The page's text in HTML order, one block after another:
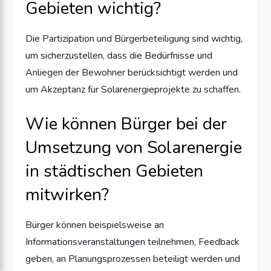
Gebieten wichtig?
Die Partizipation und Bürgerbeteiligung sind wichtig,
um sicherzustellen, dass die Bedürfnisse und
Anliegen der Bewohner berücksichtigt werden und
um Akzeptanz für Solarenergieprojekte zu schaffen.
Wie können Bürger bei der
Umsetzung von Solarenergie
in städtischen Gebieten
mitwirken?
Bürger können beispielsweise an
Informationsveranstaltungen teilnehmen, Feedback
geben, an Planungsprozessen beteiligt werden und